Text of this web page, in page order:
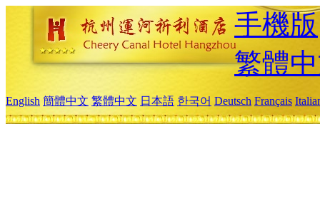
手機版
繁體
English 簡體中文 繁體中文 日本語 한국어 Deutsch Français